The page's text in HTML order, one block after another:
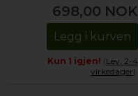
698,00 NOK
Legg i kurven
Kun 1 igjen! (Lev. 2-4
virkedager).